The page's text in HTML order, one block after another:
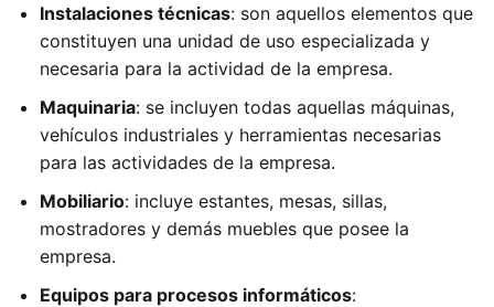
Instalaciones técnicas: son aquellos elementos que
constituyen una unidad de uso especializada y
necesaria para la actividad de la empresa.
Maquinaria: se incluyen todas aquellas máquinas,
vehículos industriales y herramientas necesarias
para las actividades de la empresa.
Mobiliario: incluye estantes, mesas, sillas,
mostradores y demás muebles que posee la
empresa.
Equipos para procesos informáticos: